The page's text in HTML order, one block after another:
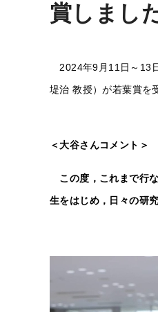
賞しまし
2024年9月11日～13
堤治 教授）が若葉賞を
＜大谷さんコメント＞
この度，これまで行
生をはじめ，日々の研